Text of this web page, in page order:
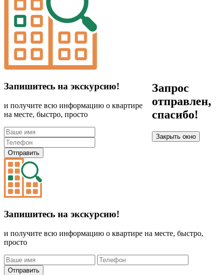
Запишитесь на экскурсию!
и получите всю информацию о квартире
на месте, быстро, просто
Отправить
Запрос
отправлен,
спасибо!
Закрыть окно
Запишитесь на экскурсию!
и получите всю информацию о квартире на месте, быстро,
просто
Отправить